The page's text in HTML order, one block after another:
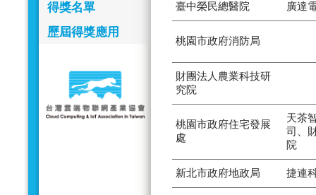
得獎名單
歷屆得獎應用
臺中榮民總醫院 廣達
桃園市政府消防局
財團法人農業科技研
究院
桃園市政府住宅發展
處
天茶
司、
院
新北市政府地政局 捷連